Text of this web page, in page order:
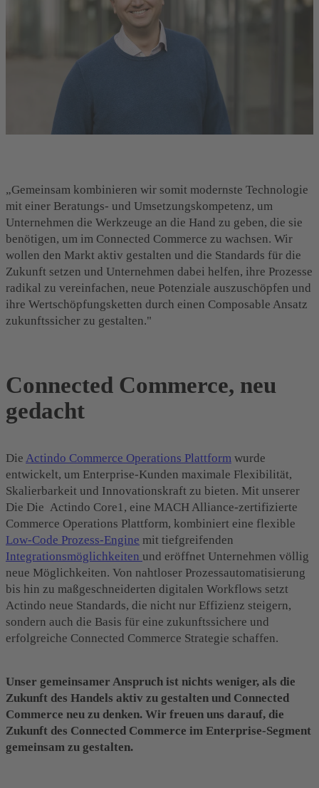
„Gemeinsam kombinieren wir somit modernste Technologie
mit einer Beratungs- und Umsetzungskompetenz, um
Unternehmen die Werkzeuge an die Hand zu geben, die sie
benötigen, um im Connected Commerce zu wachsen. Wir
wollen den Markt aktiv gestalten und die Standards für die
Zukunft setzen und Unternehmen dabei helfen, ihre Prozesse
radikal zu vereinfachen, neue Potenziale auszuschöpfen und
ihre Wertschöpfungsketten durch einen Composable Ansatz
zukunftssicher zu gestalten."
Connected Commerce, neu
gedacht
Die Actindo Commerce Operations Plattform wurde
entwickelt, um Enterprise-Kunden maximale Flexibilität,
Skalierbarkeit und Innovationskraft zu bieten. Mit unserer
Die Die Actindo Core1, eine MACH Alliance-zertifizierte
Commerce Operations Plattform, kombiniert eine flexible
Low-Code Prozess-Engine mit tiefgreifenden
Integrationsmöglichkeiten und eröffnet Unternehmen völlig
neue Möglichkeiten. Von nahtloser Prozessautomatisierung
bis hin zu maßgeschneiderten digitalen Workflows setzt
Actindo neue Standards, die nicht nur Effizienz steigern,
sondern auch die Basis für eine zukunftssichere und
erfolgreiche Connected Commerce Strategie schaffen.
Unser gemeinsamer Anspruch ist nichts weniger, als die
Zukunft des Handels aktiv zu gestalten und Connected
Commerce neu zu denken. Wir freuen uns darauf, die
Zukunft des Connected Commerce im Enterprise-Segment
gemeinsam zu gestalten.